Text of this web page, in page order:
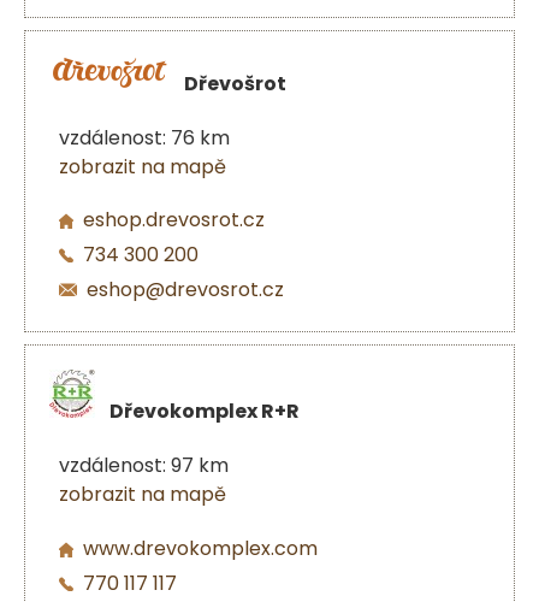
Dřevošrot
vzdálenost: 76 km
zobrazit na mapě
eshop.drevosrot.cz
734 300 200
eshop@drevosrot.cz
Dřevokomplex R+R
vzdálenost: 97 km
zobrazit na mapě
www.drevokomplex.com
770 117 117